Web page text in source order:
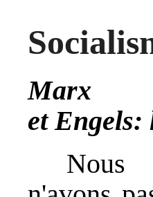
Marx
et Engels:
Nous